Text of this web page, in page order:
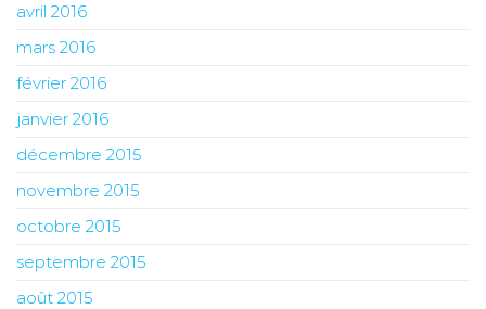
avril 2016
mars 2016
février 2016
janvier 2016
décembre 2015
novembre 2015
octobre 2015
septembre 2015
août 2015